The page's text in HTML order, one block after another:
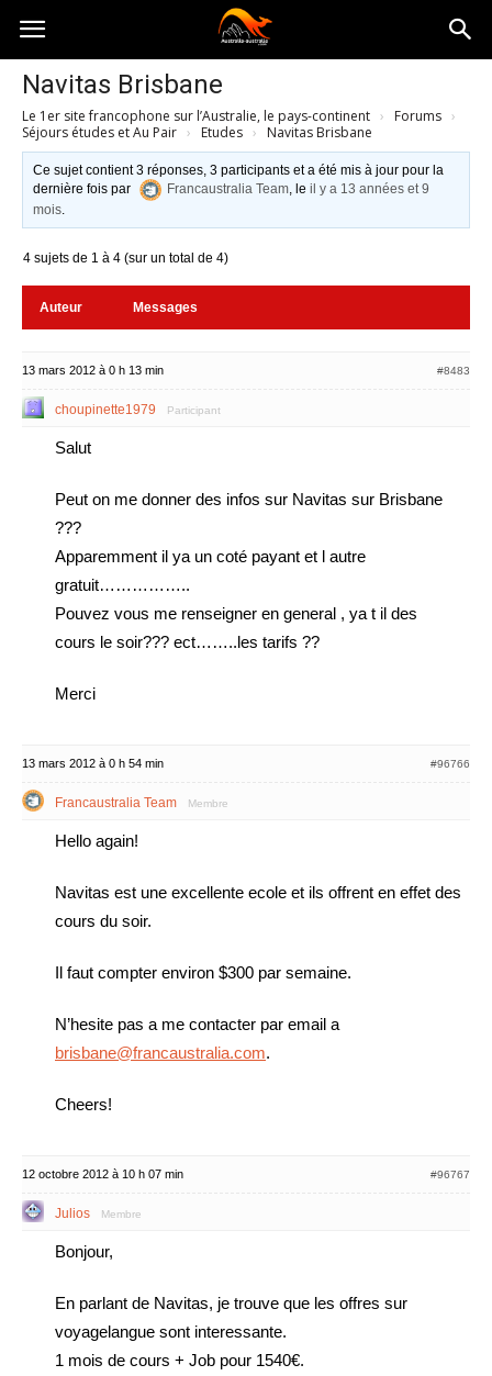
Australia-
australie.com
Navitas Brisbane
Le 1er site francophone sur l’Australie, le pays-continent › Forums ›
Séjours études et Au Pair › Etudes › Navitas Brisbane
Ce sujet contient 3 réponses, 3 participants et a été mis à jour pour la
dernière fois par
Francaustralia Team, leil y a 13 années et 9
mois.
4 sujets de 1 à 4 (sur un total de 4)
Auteur Messages
13 mars 2012 à 0 h 13 min #8483
choupinette1979 Participant
Salut
Peut on me donner des infos sur Navitas sur Brisbane
???
Apparemment il ya un coté payant et l autre
gratuit……………..
Pouvez vous me renseigner en general , ya t il des
cours le soir??? ect……..les tarifs ??
Merci
13 mars 2012 à 0 h 54 min #96766
Francaustralia Team Membre
Hello again!
Navitas est une excellente ecole et ils offrent en effet des
cours du soir.
Il faut compter environ $300 par semaine.
N’hesite pas a me contacter par email a
brisbane@francaustralia.com.
Cheers!
12 octobre 2012 à 10 h 07 min #96767
Julios Membre
Bonjour,
En parlant de Navitas, je trouve que les offres sur
voyagelangue sont interessante.
1 mois de cours + Job pour 1540€.